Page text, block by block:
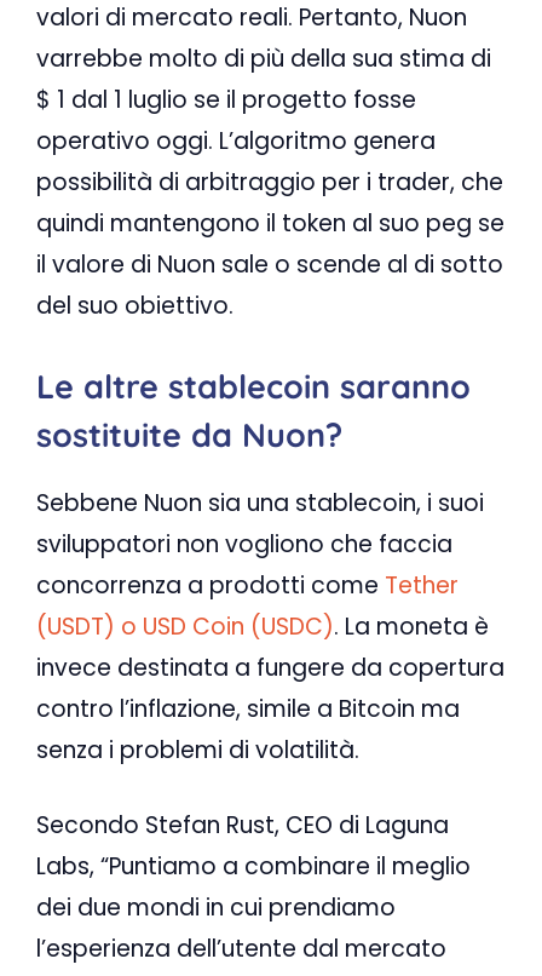
valori di mercato reali. Pertanto, Nuon
varrebbe molto di più della sua stima di
$ 1 dal 1 luglio se il progetto fosse
operativo oggi. L’algoritmo genera
possibilità di arbitraggio per i trader, che
quindi mantengono il token al suo peg se
il valore di Nuon sale o scende al di sotto
del suo obiettivo.
Le altre stablecoin saranno
sostituite da Nuon?
Sebbene Nuon sia una stablecoin, i suoi
sviluppatori non vogliono che faccia
concorrenza a prodotti come Tether
(USDT) o USD Coin (USDC). La moneta è
invece destinata a fungere da copertura
contro l’inflazione, simile a Bitcoin ma
senza i problemi di volatilità.
Secondo Stefan Rust, CEO di Laguna
Labs, “Puntiamo a combinare il meglio
dei due mondi in cui prendiamo
l’esperienza dell’utente dal mercato